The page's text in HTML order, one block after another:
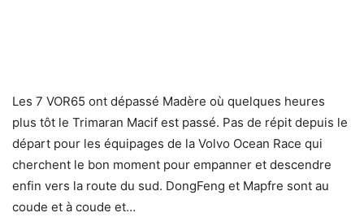
Les 7 VOR65 ont dépassé Madère où quelques heures
plus tôt le Trimaran Macif est passé. Pas de répit depuis le
départ pour les équipages de la Volvo Ocean Race qui
cherchent le bon moment pour empanner et descendre
enfin vers la route du sud. DongFeng et Mapfre sont au
coude et à coude et…